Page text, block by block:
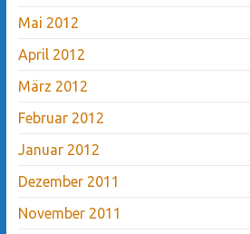
Mai 2012
April 2012
März 2012
Februar 2012
Januar 2012
Dezember 2011
November 2011